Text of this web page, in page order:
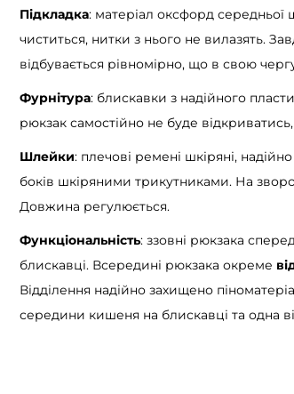
o
l
l
T
o
t
o
n
з
Підкладка: матеріал оксфорд середньої
чиститься, нитки з нього не вилазять.
відбувається рівномірно, що в свою
Фурнітура: блискавки з надійного
рюкзак самостійно не буде
Шлейки: плечові ремені шкіряні,
боків шкіряними трикутниками. На
Довжина регулюється.
Функціональність: ззовні рюкзака
блискавці. Всередині рюкзака окреме
Відділення надійно захищено
середини кишеня на блискавці та одна